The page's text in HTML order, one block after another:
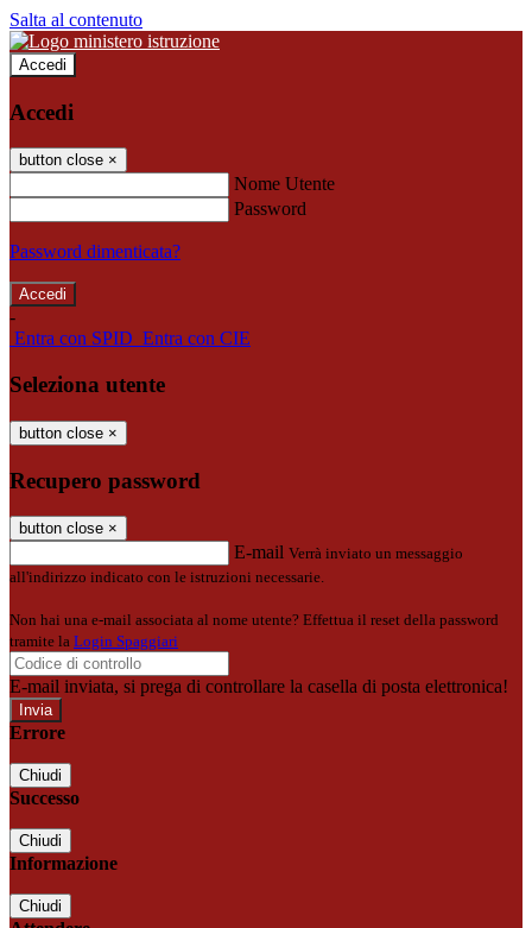
Salta al contenuto
Accedi
Accedi
button close ×
Nome Utente
Password
Password dimenticata?
-
Entra con SPID Entra con CIE
Seleziona utente
button close ×
Recupero password
button close ×
E-mail Verrà inviato un messaggio
all'indirizzo indicato con le istruzioni necessarie.
Non hai una e-mail associata al nome utente? Effettua il reset della password
tramite la Login Spaggiari
E-mail inviata, si prega di controllare la casella di posta elettronica!
Errore
Chiudi
Successo
Chiudi
Informazione
Chiudi